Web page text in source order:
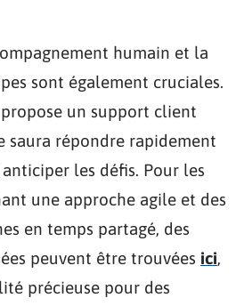
humain et la
sont également cruciales.
un support client
saura répondre rapidement
les défis. Pour les
une approche agile et des
en temps partagé, des
peuvent être trouvées ici,
précieuse pour des